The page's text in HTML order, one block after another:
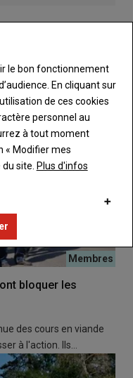
en 2025a
32. En intégrant
auxlaits bioet
à501 € les 1 000
a permis de servir un
litre de lait
les volumes produits
de ces
bloquer les
des cours en viande
à l'action. Ils…
le bon fonctionnement
En cliquant sur
de ces cookies
personnel au
à tout moment
« Modifier mes
site. Plus d'infos